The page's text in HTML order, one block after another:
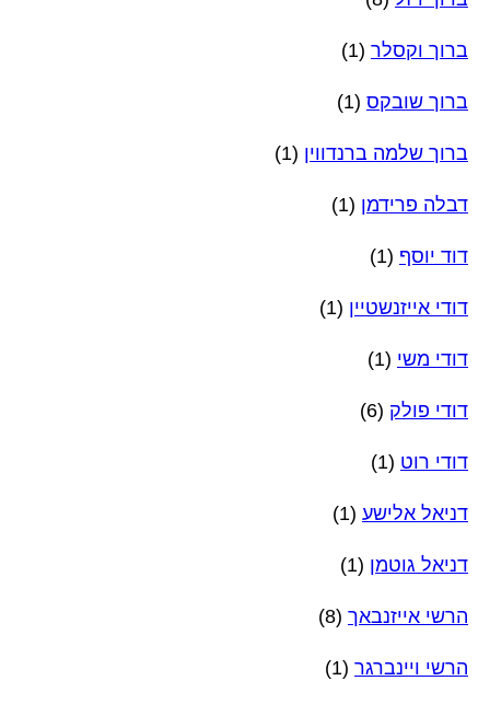
ברוך וקסלר (1)
ברוך שובקס (1)
ברוך שלמה ברנדווין (1)
דבלה פרידמן (1)
דוד יוסף (1)
דודי אייזנשטיין (1)
דודי משי (1)
דודי פולק (6)
דודי רוט (1)
דניאל אלישע (1)
דניאל גוטמן (1)
הרשי אייזנבאך (8)
הרשי ויינברגר (1)